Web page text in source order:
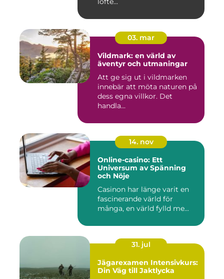
03. mar
Vildmark: en värld av
äventyr och utmaningar
Att ge sig ut i vildmarken
innebär att möta naturen på
dess egna villkor. Det
handla...
14. nov
Online-casino: Ett
Universum av Spänning
och Nöje
Casinon har länge varit en
fascinerande värld för
många, en värld fylld me...
31. jul
Jägarexamen Intensivkurs:
Din Väg till Jaktlycka